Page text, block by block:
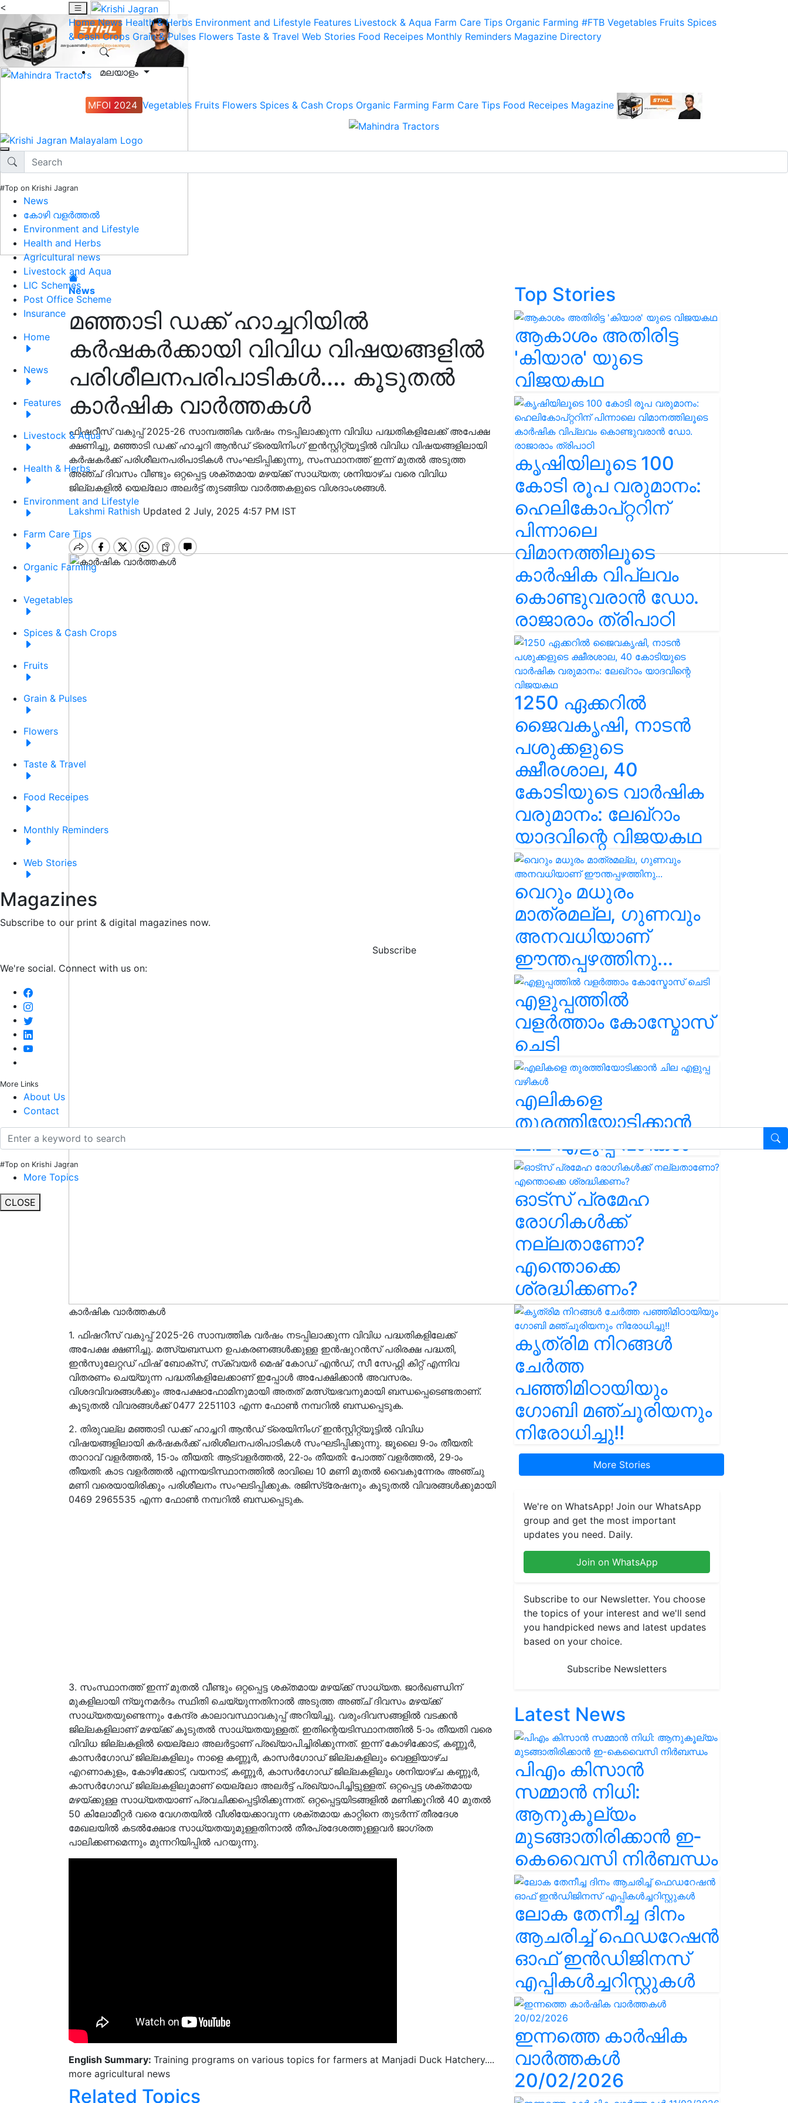
<
Home News Health & Herbs Environment and Lifestyle Features Livestock & Aqua Farm Care Tips Organic Farming #FTB Vegetables Fruits Spices
& Cash Crops Grain & Pulses Flowers Taste & Travel Web Stories Food Receipes Monthly Reminders Magazine Directory
മലയാളം
MFOI 2024 Vegetables Fruits Flowers Spices & Cash Crops Organic Farming Farm Care Tips Food Receipes Magazine
#Top on Krishi Jagran
News
കോഴി വളർത്തൽ
Environment and Lifestyle
Health and Herbs
Agricultural news
Livestock and Aqua
LIC Schemes
Post Office Scheme
Insurance
Home
News
Features
Livestock & Aqua
Health & Herbs
Environment and Lifestyle
Farm Care Tips
Organic Farming
Vegetables
Spices & Cash Crops
Fruits
Grain & Pulses
Flowers
Taste & Travel
Food Receipes
Monthly Reminders
Web Stories
Magazines
Subscribe to our print & digital magazines now.
Subscribe
We're social. Connect with us on:
More Links
About Us
Contact
#Top on Krishi Jagran
More Topics
CLOSE
News
മഞ്ഞാടി ഡക്ക് ഹാച്ചറിയിൽ
കര്‍ഷകര്‍ക്കായി വിവിധ വിഷയങ്ങളിൽ
പരിശീലനപരിപാടികൾ.... കൂടുതൽ
കാർഷിക വാർത്തകൾ
ഫിഷറീസ് വകുപ്പ് 2025-26 സാമ്പത്തിക വര്‍ഷം നടപ്പിലാക്കുന്ന വിവിധ പദ്ധതികളിലേക്ക് അപേക്ഷ
ക്ഷണിച്ചു, മഞ്ഞാടി ഡക്ക് ഹാച്ചറി ആന്‍ഡ് ട്രെയിനിംഗ് ഇന്‍സ്റ്റിറ്റ്യൂട്ടില്‍ വിവിധ വിഷയങ്ങളിലായി
കര്‍ഷകര്‍ക്ക് പരിശീലനപരിപാടികൾ സംഘടിപ്പിക്കുന്നു, സംസ്ഥാനത്ത് ഇന്ന് മുതൽ അടുത്ത
അഞ്ച് ദിവസം വീണ്ടും ഒറ്റപ്പെട്ട ശക്തമായ മഴയ്ക്ക് സാധ്യത; ശനിയാഴ്ച വരെ വിവിധ
ജില്ലകളിൽ യെല്ലോ അലർട്ട് തുടങ്ങിയ വാർത്തകളുടെ വിശദാംശങ്ങൾ.
Lakshmi Rathish Updated 2 July, 2025 4:57 PM IST
കാർഷിക വാർത്തകൾ
1. ഫിഷറീസ് വകുപ്പ് 2025-26 സാമ്പത്തിക വര്‍ഷം നടപ്പിലാക്കുന്ന വിവിധ പദ്ധതികളിലേക്ക്
അപേക്ഷ ക്ഷണിച്ചു. മത്സ്യബന്ധന ഉപകരണങ്ങള്‍ക്കുള്ള ഇന്‍ഷുറന്‍സ് പരിരക്ഷ പദ്ധതി,
ഇന്‍സുലേറ്റഡ് ഫിഷ് ബോക്സ്, സ്‌ക്വയര്‍ മെഷ് കോഡ് എന്‍ഡ്, സീ സേഫ്റ്റി കിറ്റ് എന്നിവ
വിതരണം ചെയ്യുന്ന പദ്ധതികളിലേക്കാണ് ഇപ്പോള്‍ അപേക്ഷിക്കാൻ അവസരം.
വിശദവിവരങ്ങള്‍ക്കും അപേക്ഷാഫോമിനുമായി അതത് മത്സ്യഭവനുമായി ബന്ധപ്പെടെണ്ടതാണ്.
കൂടുതൽ വിവരങ്ങൾക്ക് 0477 2251103 എന്ന ഫോൺ നമ്പറിൽ ബന്ധപ്പെടുക.
2. തിരുവല്ല മഞ്ഞാടി ഡക്ക് ഹാച്ചറി ആന്‍ഡ് ട്രെയിനിംഗ് ഇന്‍സ്റ്റിറ്റ്യൂട്ടില്‍ വിവിധ
വിഷയങ്ങളിലായി കര്‍ഷകര്‍ക്ക് പരിശീലനപരിപാടികൾ സംഘടിപ്പിക്കുന്നു. ജൂലൈ 9-ാം തീയതി:
താറാവ് വളര്‍ത്തല്‍, 15-ാം തീയതി: ആട്‌വളര്‍ത്തല്‍, 22-ാം തീയതി: പോത്ത് വളര്‍ത്തല്‍, 29-ാം
തീയതി: കാട വളര്‍ത്തല്‍ എന്നയടിസ്ഥാനത്തിൽ രാവിലെ 10 മണി മുതല്‍ വൈകുന്നേരം അഞ്ചു
മണി വരെയായിരിക്കും പരിശീലനം സംഘടിപ്പിക്കുക. രജിസ്‌ട്രേഷനും കൂടുതൽ വിവരങ്ങൾക്കുമായി
0469 2965535 എന്ന ഫോൺ നമ്പറിൽ ബന്ധപ്പെടുക.
3. സംസ്ഥാനത്ത് ഇന്ന് മുതൽ വീണ്ടും ഒറ്റപ്പെട്ട ശക്തമായ മഴയ്ക്ക് സാധ്യത. ജാർഖണ്ഡിന്
മുകളിലായി ന്യൂനമർദം സ്ഥിതി ചെയ്യുന്നതിനാൽ അടുത്ത അഞ്ച് ദിവസം മഴയ്ക്ക്
സാധ്യതയുണ്ടെന്നും കേന്ദ്ര കാലാവസ്ഥാവകുപ്പ് അറിയിച്ചു. വരുംദിവസങ്ങളിൽ വടക്കൻ
ജില്ലകളിലാണ് മഴയ്ക്ക് കൂടുതൽ സാധ്യതയുള്ളത്. ഇതിന്റെയടിസ്ഥാനത്തിൽ 5-ാം തീയതി വരെ
വിവിധ ജില്ലകളിൽ യെല്ലോ അലർട്ടാണ് പ്രഖ്യാപിച്ചിരിക്കുന്നത്. ഇന്ന് കോഴിക്കോട്, കണ്ണൂർ,
കാസർഗോഡ് ജില്ലകളിലും നാളെ കണ്ണൂർ, കാസർഗോഡ് ജില്ലകളിലും വെള്ളിയാഴ്ച
എറണാകുളം, കോഴിക്കോട്, വയനാട്, കണ്ണൂർ, കാസർഗോഡ് ജില്ലകളിലും ശനിയാഴ്ച കണ്ണൂർ,
കാസർഗോഡ് ജില്ലകളിലുമാണ് യെല്ലോ അലർട്ട് പ്രഖ്യാപിച്ചിട്ടുള്ളത്. ഒറ്റപ്പെട്ട ശക്തമായ
മഴയ്ക്കുള്ള സാധ്യതയാണ് പ്രവചിക്കപ്പെട്ടിരിക്കുന്നത്. ഒറ്റപ്പെട്ടയിടങ്ങളിൽ മണിക്കൂറിൽ 40 മുതൽ
50 കിലോമീറ്റർ വരെ വേഗതയിൽ വീശിയേക്കാവുന്ന ശക്തമായ കാറ്റിനെ തുടർന്ന് തീരദേശ
മേഖലയിൽ കടൽക്ഷോഭ സാധ്യതയുമുള്ളതിനാൽ തീരപ്രദേശത്തുള്ളവർ ജാഗ്രത
പാലിക്കണമെന്നും മുന്നറിയിപ്പിൽ പറയുന്നു.
English Summary: Training programs on various topics for farmers at Manjadi Duck Hatchery....
more agricultural news
Related Topics
Top Stories
ആകാശം അതിരിട്ട
'കിയാര' യുടെ
വിജയകഥ
കൃഷിയിലൂടെ 100
കോടി രൂപ വരുമാനം:
ഹെലികോപ്റ്ററിന്
പിന്നാലെ
വിമാനത്തിലൂടെ
കാർഷിക വിപ്ലവം
കൊണ്ടുവരാൻ ഡോ.
രാജാരാം ത്രിപാഠി
1250 ഏക്കറിൽ
ജൈവകൃഷി, നാടൻ
പശുക്കളുടെ
ക്ഷീരശാല, 40
കോടിയുടെ വാർഷിക
വരുമാനം: ലേഖ്‌റാം
യാദവിന്റെ വിജയകഥ
വെറും മധുരം
മാത്രമല്ല, ഗുണവും
അനവധിയാണ്
ഈന്തപ്പഴത്തിനു...
എളുപ്പത്തിൽ
വളർത്താം കോസ്മോസ്
ചെടി
എലികളെ
തുരത്തിയോടിക്കാൻ
ചില എളുപ്പ വഴികൾ
ഓട്സ് പ്രമേഹ
രോഗികൾക്ക്
നല്ലതാണോ?
എന്തൊക്കെ
ശ്രദ്ധിക്കണം?
കൃത്രിമ നിറങ്ങൾ
ചേർത്ത
പഞ്ഞിമിഠായിയും
ഗോബി മഞ്ചൂരിയനും
നിരോധിച്ചു!!
More Stories
We're on WhatsApp! Join our WhatsApp
group and get the most important
updates you need. Daily.
Join on WhatsApp
Subscribe to our Newsletter. You choose
the topics of your interest and we'll send
you handpicked news and latest updates
based on your choice.
Subscribe Newsletters
Latest News
പിഎം കിസാൻ
സമ്മാൻ നിധി:
ആനുകൂല്യം
മുടങ്ങാതിരിക്കാൻ ഇ-
കെവൈസി നിർബന്ധം
ലോക തേനീച്ച ദിനം
ആചരിച്ച് ഫെഡറേഷൻ
ഓഫ് ഇൻഡിജിനസ്
എപ്പികൾച്ചറിസ്റ്റുകൾ
ഇന്നത്തെ കാർഷിക
വാർത്തകൾ
20/02/2026